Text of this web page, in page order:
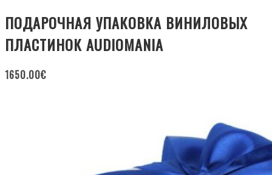
ПОДАРОЧНАЯ УПАКОВКА ВИНИЛОВЫХ
ПЛАСТИНОК AUDIOMANIA
1650.00€